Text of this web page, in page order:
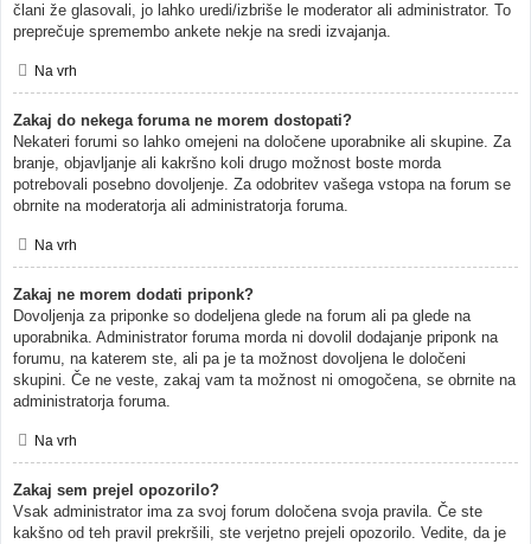
člani že glasovali, jo lahko uredi/izbriše le moderator ali administrator. To
preprečuje spremembo ankete nekje na sredi izvajanja.
Na vrh
Zakaj do nekega foruma ne morem dostopati?
Nekateri forumi so lahko omejeni na določene uporabnike ali skupine. Za
branje, objavljanje ali kakršno koli drugo možnost boste morda
potrebovali posebno dovoljenje. Za odobritev vašega vstopa na forum se
obrnite na moderatorja ali administratorja foruma.
Na vrh
Zakaj ne morem dodati priponk?
Dovoljenja za priponke so dodeljena glede na forum ali pa glede na
uporabnika. Administrator foruma morda ni dovolil dodajanje priponk na
forumu, na katerem ste, ali pa je ta možnost dovoljena le določeni
skupini. Če ne veste, zakaj vam ta možnost ni omogočena, se obrnite na
administratorja foruma.
Na vrh
Zakaj sem prejel opozorilo?
Vsak administrator ima za svoj forum določena svoja pravila. Če ste
kakšno od teh pravil prekršili, ste verjetno prejeli opozorilo. Vedite, da je